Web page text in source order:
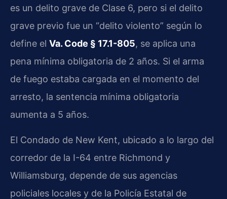
es un delito grave de Clase 6, pero si el delito
grave previo fue un “delito violento” según lo
define el Va. Code § 17.1-805, se aplica una
pena mínima obligatoria de 2 años. Si el arma
de fuego estaba cargada en el momento del
arresto, la sentencia mínima obligatoria
aumenta a 5 años.
El Condado de New Kent, ubicado a lo largo del
corredor de la I-64 entre Richmond y
Williamsburg, depende de sus agencias
policiales locales y de la Policía Estatal de